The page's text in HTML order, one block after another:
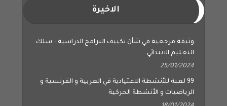
الاخيرة
وثيقة مرجعية في شأن تكييف البرامج الدراسية – سلك
التعليم الابتدائي
25/01/2024
99 لعبة للأنشطة الاعتيادية في العربية و الفرنسية و
الرياضيات و الأنشطة الحركية